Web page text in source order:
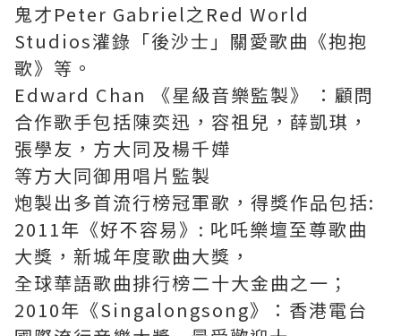
鬼才Peter Gabriel之Red World
Studios灌錄「後沙士」關愛歌曲《抱抱
歌》等。
Edward Chan 《星級音樂監製》 ：顧問
合作歌手包括陳奕迅，容祖兒，薛凱琪，
張學友，方大同及楊千嬅
等方大同御用唱片監製
炮製出多首流行榜冠軍歌，得獎作品包括:
2011年《好不容易》: 叱吒樂壇至尊歌曲
大獎，新城年度歌曲大獎，
全球華語歌曲排行榜二十大金曲之一；
2010年《Singalongsong》：香港電台